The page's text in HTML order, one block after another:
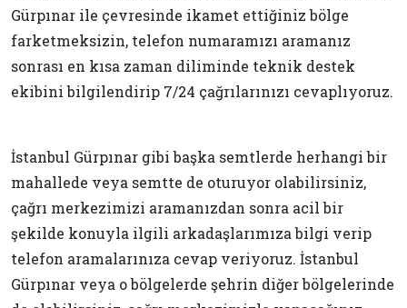
Gürpınar ile çevresinde ikamet ettiğiniz bölge
farketmeksizin, telefon numaramızı aramanız
sonrası en kısa zaman diliminde teknik destek
ekibini bilgilendirip 7/24 çağrılarınızı cevaplıyoruz.
İstanbul Gürpınar gibi başka semtlerde herhangi bir
mahallede veya semtte de oturuyor olabilirsiniz,
çağrı merkezimizi aramanızdan sonra acil bir
şekilde konuyla ilgili arkadaşlarımıza bilgi verip
telefon aramalarınıza cevap veriyoruz. İstanbul
Gürpınar veya o bölgelerde şehrin diğer bölgelerinde